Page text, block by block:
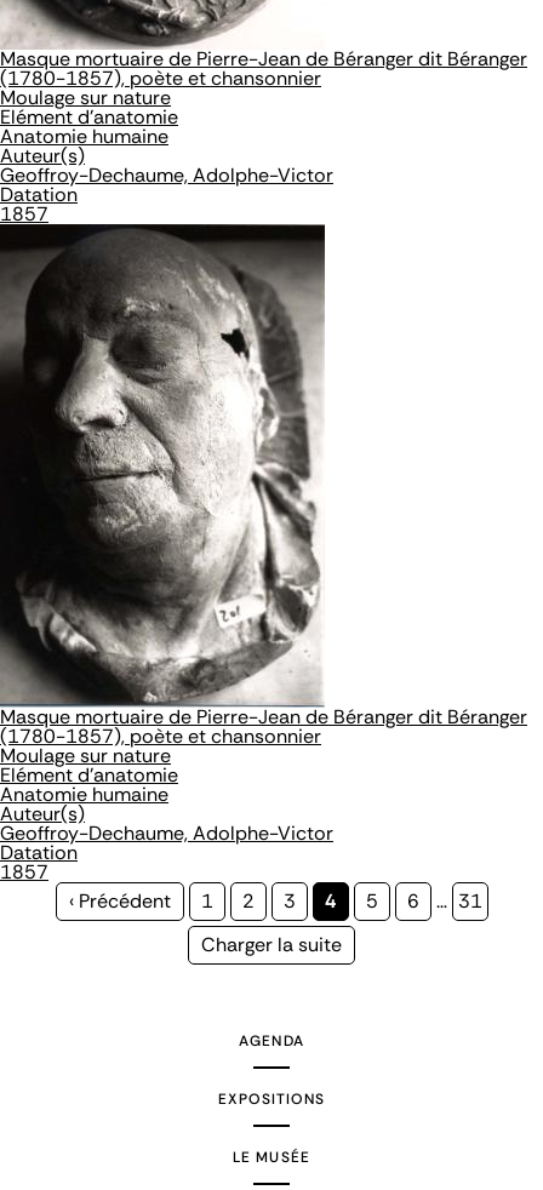
Masque mortuaire de Pierre-Jean de Béranger dit Béranger
(1780-1857), poète et chansonnier
Moulage sur nature
Elément d'anatomie
Anatomie humaine
Auteur(s)
Geoffroy-Dechaume, Adolphe-Victor
Datation
1857
Masque mortuaire de Pierre-Jean de Béranger dit Béranger
(1780-1857), poète et chansonnier
Moulage sur nature
Elément d'anatomie
Anatomie humaine
Auteur(s)
Geoffroy-Dechaume, Adolphe-Victor
Datation
1857
Page
‹ Précédent Page
1 Page
2 Page
3
Page
courante
4 Page
5 Page
6 … Page
31
Page
Charger la suite
AGENDA
EXPOSITIONS
LE MUSÉE